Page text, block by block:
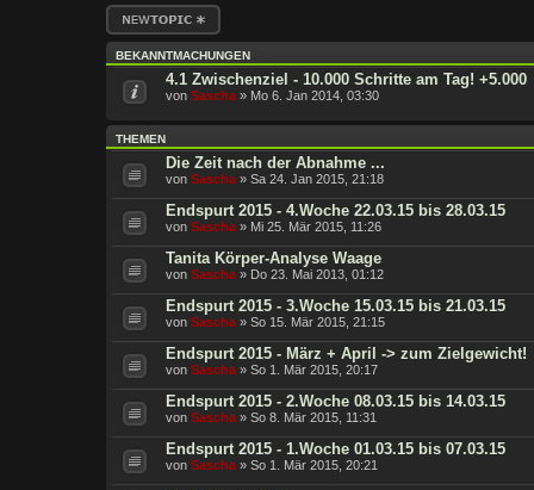
Neues Thema
erstellen
BEKANNTMACHUNGEN
4.1 Zwischenziel - 10.000 Schritte am Tag! +5.000
von Sascha» Mo 6. Jan 2014, 03:30
THEMEN
Die Zeit nach der Abnahme ...
von Sascha» Sa 24. Jan 2015, 21:18
Endspurt 2015 - 4.Woche 22.03.15 bis 28.03.15
von Sascha» Mi 25. Mär 2015, 11:26
Tanita Körper-Analyse Waage
von Sascha» Do 23. Mai 2013, 01:12
Endspurt 2015 - 3.Woche 15.03.15 bis 21.03.15
von Sascha» So 15. Mär 2015, 21:15
Endspurt 2015 - März + April -> zum Zielgewicht!
von Sascha» So 1. Mär 2015, 20:17
Endspurt 2015 - 2.Woche 08.03.15 bis 14.03.15
von Sascha» So 8. Mär 2015, 11:31
Endspurt 2015 - 1.Woche 01.03.15 bis 07.03.15
von Sascha» So 1. Mär 2015, 20:21